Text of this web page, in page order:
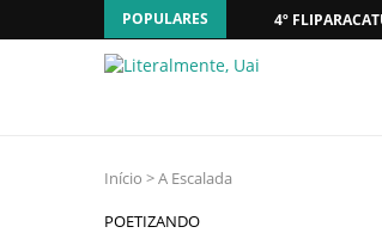
POPULARES 4º
Início >A Escalada
POETIZANDO